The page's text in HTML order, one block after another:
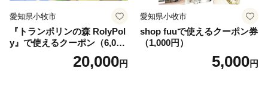
愛知県小牧市
『トランポリンの森 RolyPol
y』で使えるクーポン（6,000
20,000円
愛知県小牧市
shop fuuで使えるクーポン券
（1,000円）
5,000円